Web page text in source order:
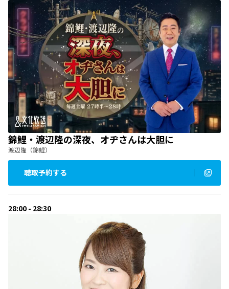
錦鯉・渡辺隆の深夜、オヂさんは大胆に
渡辺隆（錦鯉）
聴取予約する
28:00 - 28:30